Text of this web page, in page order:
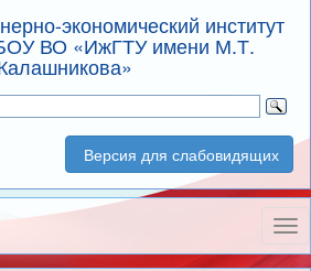
экономический институт
ВО «ИжГТУ имени М.Т.
Версия для слабовидящих